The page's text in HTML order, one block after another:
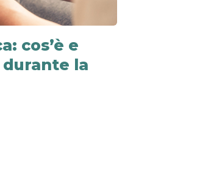
cos’è e
la